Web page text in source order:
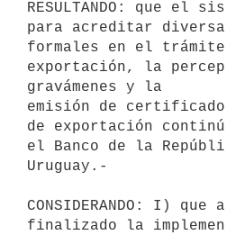
RESULTANDO: que el
para acreditar
formales en el
exportación, la
gravámenes y la
emisión de
de exportación
el Banco de la
Uruguay.-
CONSIDERANDO: I) que
finalizado la